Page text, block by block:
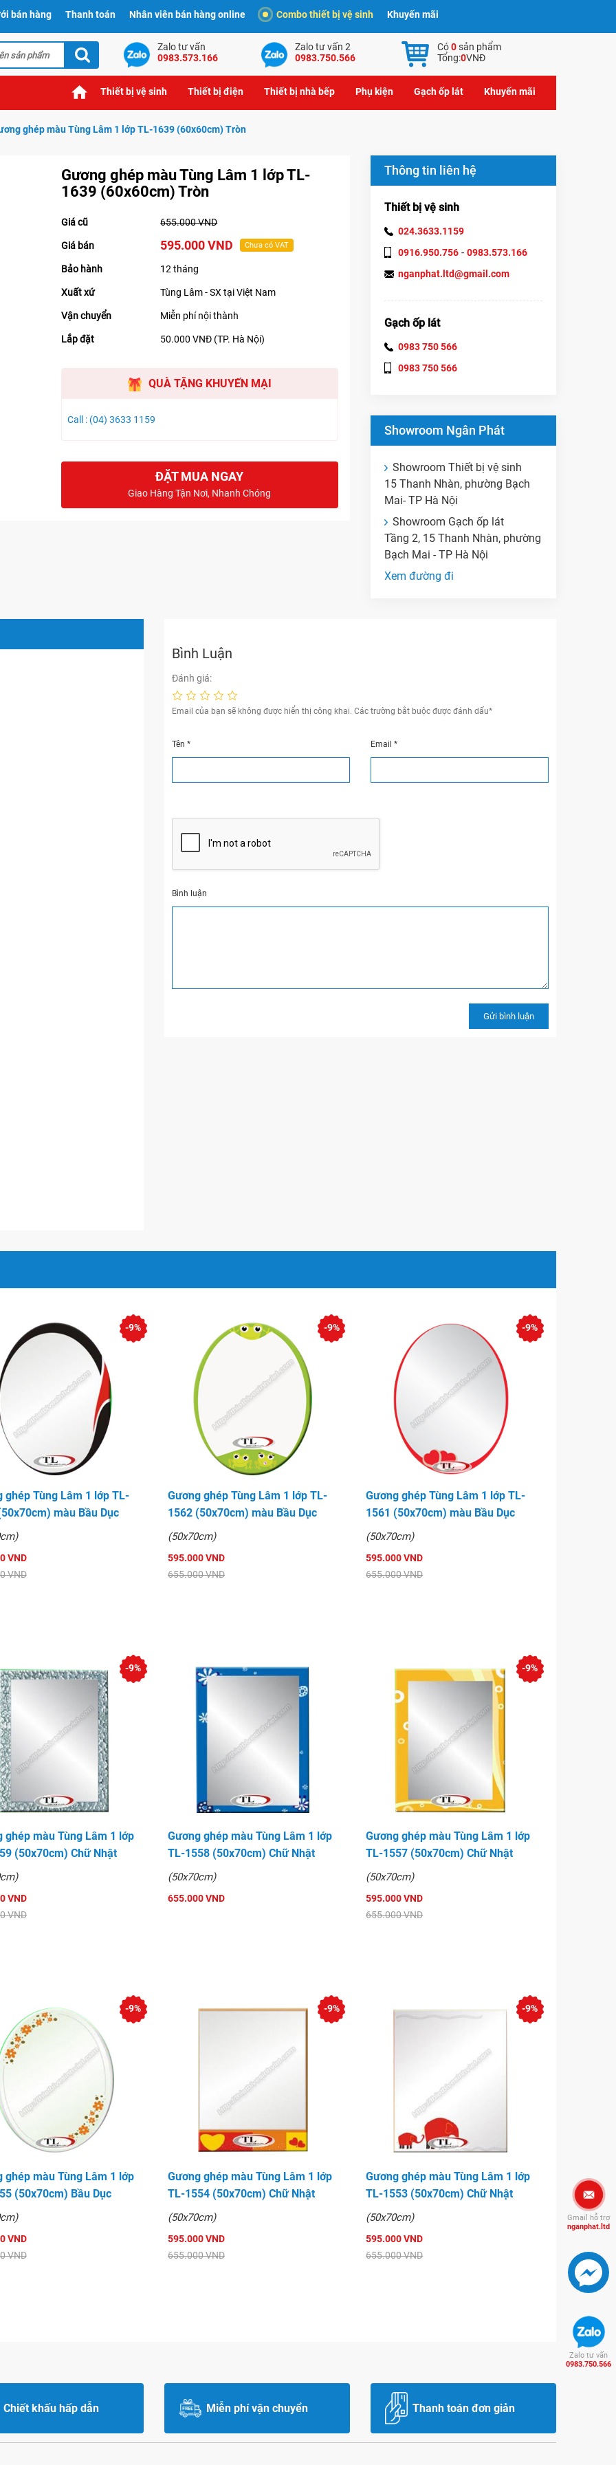
bán hàng Thanh toán Nhân viên bán hàng online Combo thiết bị vệ sinh Khuyến mãi
Zalo tư vấn
0983.573.166
Zalo tư vấn 2
0983.750.566
Có0sản phẩm
Tổng:0VNĐ
Thiết bị vệ sinh Thiết bị điện Thiết bị nhà bếp Phụ kiện Gạch ốp lát Khuyến mãi
ghép màu Tùng Lâm 1 lớp TL-1639 (60x60cm) Tròn
Gương ghép màu Tùng Lâm 1 lớp TL-
1639 (60x60cm) Tròn
Giá cũ 655.000 VND
Giá bán 595.000 VND Chưa có VAT
Bảo hành 12 tháng
Xuất xứ Tùng Lâm - SX tại Việt Nam
Vận chuyển Miễn phí nội thành
Lắp đặt 50.000 VNĐ (TP. Hà Nội)
QUÀ TẶNG KHUYẾN MẠI
Call : (04) 3633 1159
ĐẶT MUA NGAY
Giao Hàng Tận Nơi, Nhanh Chóng
Thông tin liên hệ
Thiết bị vệ sinh
024.3633.1159
0916.950.756 - 0983.573.166
nganphat.ltd@gmail.com
Gạch ốp lát
0983 750 566
0983 750 566
Showroom Ngân Phát
Showroom Thiết bị vệ sinh
15 Thanh Nhàn, phường Bạch
Mai- TP Hà Nội
Showroom Gạch ốp lát
Tầng 2, 15 Thanh Nhàn, phường
Bạch Mai - TP Hà Nội
Xem đường đi
Bình Luận
Đánh giá:
Email của bạn sẽ không được hiển thị công khai. Các trường bắt buộc được đánh dấu*
Tên* Email *
Bình luận
ghép Tùng Lâm 1 lớp TL-
màu Bầu Dục
VND
VND
-9%
Gương ghép Tùng Lâm 1 lớp TL-
1562 (50x70cm) màu Bầu Dục
(50x70cm)
595.000 VND
655.000 VND
-9%
Gương ghép Tùng Lâm 1 lớp TL-
1561 (50x70cm) màu Bầu Dục
(50x70cm)
595.000 VND
655.000 VND
-9%
ghép màu Tùng Lâm 1 lớp
(50x70cm) Chữ Nhật
VND
VND
-9%
Gương ghép màu Tùng Lâm 1 lớp
TL-1558 (50x70cm) Chữ Nhật
(50x70cm)
655.000 VND
Gương ghép màu Tùng Lâm 1 lớp
TL-1557 (50x70cm) Chữ Nhật
(50x70cm)
595.000 VND
655.000 VND
-9%
ghép màu Tùng Lâm 1 lớp
(50x70cm) Bầu Dục
VND
VND
-9%
Gương ghép màu Tùng Lâm 1 lớp
TL-1554 (50x70cm) Chữ Nhật
(50x70cm)
595.000 VND
655.000 VND
-9%
Gương ghép màu Tùng Lâm 1 lớp
TL-1553 (50x70cm) Chữ Nhật
(50x70cm)
595.000 VND
655.000 VND
-9%
Chiết khấu hấp dẫn Miễn phí vận chuyển Thanh toán đơn giản
Gmail hỗ trợ
nganphat.ltd
Zalo tư vấn
0983.750.566